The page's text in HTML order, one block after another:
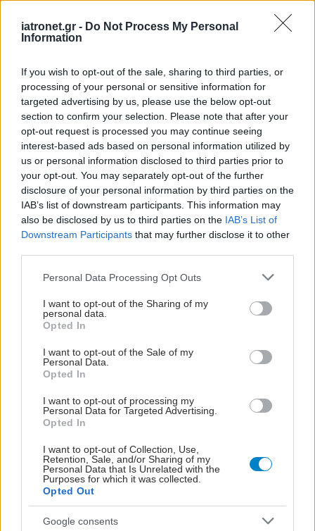
iatronet.gr - Do Not Process My Personal
Information
If you wish to opt-out of the sale, sharing to third parties, or
processing of your personal or sensitive information for
targeted advertising by us, please use the below opt-out
section to confirm your selection. Please note that after your
opt-out request is processed you may continue seeing
interest-based ads based on personal information utilized by
us or personal information disclosed to third parties prior to
your opt-out. You may separately opt-out of the further
disclosure of your personal information by third parties on the
IAB’s list of downstream participants. This information may
also be disclosed by us to third parties on the IAB’s List of
Downstream Participants that may further disclose it to other
Please note that this website/app uses one or more Google
not limited to your visit or usage behaviour. You may click to
grant or deny consent to Google and its third-party tags to
use your data for below specified purposes in below Google
consent section.
Personal Data Processing Opt Outs
I want to opt-out of the Sharing of my
personal data.
Opted In
I want to opt-out of the Sale of my
Personal Data.
Opted In
I want to opt-out of processing my
Personal Data for Targeted Advertising.
Opted In
I want to opt-out of Collection, Use,
Retention, Sale, and/or Sharing of my
Personal Data that Is Unrelated with the
Purposes for which it was collected.
Opted Out
Google consents
πολυπαραμετρική
μαγνητική τομογραφία
ΔΕΙΤΕ ΕΠΙΣΗΣ